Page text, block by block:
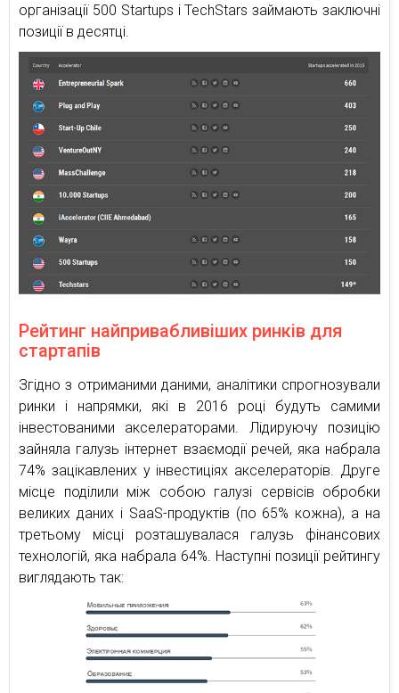
організації 500 Startups і TechStars займають заключні
позиції в десятці.
Рейтинг найпривабливіших ринків для
стартапів
Згідно з отриманими даними, аналітики спрогнозували
ринки і напрямки, які в 2016 році будуть самими
інвестованими акселераторами. Лідируючу позицію
зайняла галузь інтернет взаємодії речей, яка набрала
74% зацікавлених у інвестиціях акселераторів. Друге
місце поділили між собою галузі сервісів обробки
великих даних і SaaS-продуктів (по 65% кожна), а на
третьому місці розташувалася галузь фінансових
технологій, яка набрала 64%. Наступні позиції рейтингу
виглядають так: